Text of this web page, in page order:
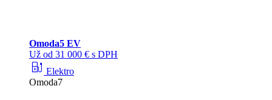
Omoda5 EV
Už od 31 000 € s DPH
ev_station Elektro
Omoda7